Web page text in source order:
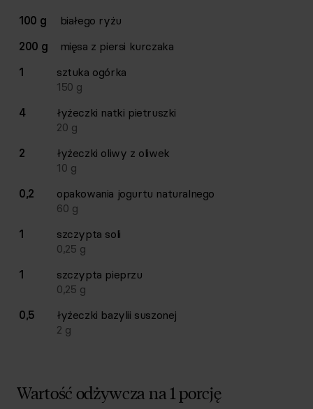
Lista składników przepisu z ilościami i wagami
Ilość Składnik
100 g
białego ryżu
200 g
mięsa z piersi kurczaka
1
sztuka ogórka
150 g
4
łyżeczki natki pietruszki
20 g
2
łyżeczki oliwy z oliwek
10 g
0,2
opakowania jogurtu naturalnego
60 g
1
szczypta soli
0,25 g
1
szczypta pieprzu
0,25 g
0,5
łyżeczki bazylii suszonej
2 g
Wartość odżywcza na 1 porcję